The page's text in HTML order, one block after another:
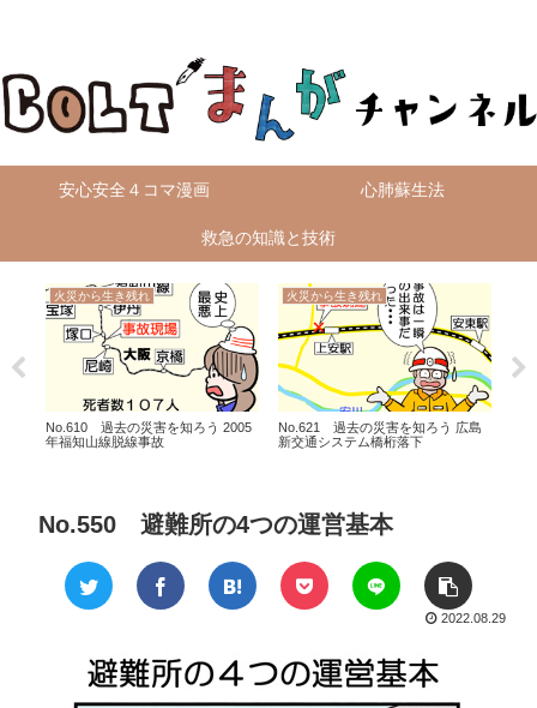
安心安全４コマ漫画 心肺蘇生法
救急の知識と技術
火災から生き残れ
No.610 過去の災害を知ろう 2005
年福知山線脱線事故
火災から生き残れ
No.621 過去の災害を知ろう 広島
新交通システム橋桁落下
No.550 避難所の4つの運営基本
2022.08.29